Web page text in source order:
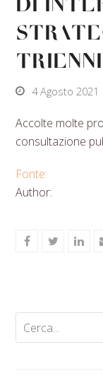
di
4 Agosto 2021
Accolte molte
consultazione
Fonte:
Author:
ShareShare